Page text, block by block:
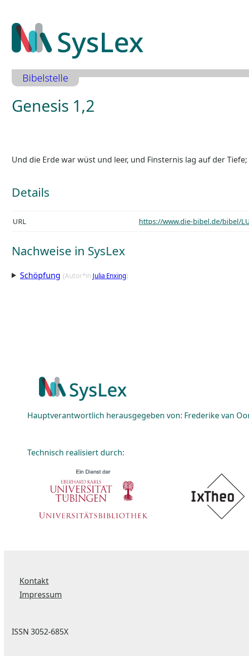
Inhalt
springen
Bibelstelle
Genesis 1,2
Und die Erde war wüst und leer, und Finsternis lag auf der
Details
URL https://www.die-bibel.de/bibel/
Nachweise in SysLex
Schöpfung (Autor*in Julia Enxing)
Hauptverantwortlich herausgegeben von: Frederike van
Technisch realisiert durch:
Kontakt
Impressum
ISSN 3052-685X